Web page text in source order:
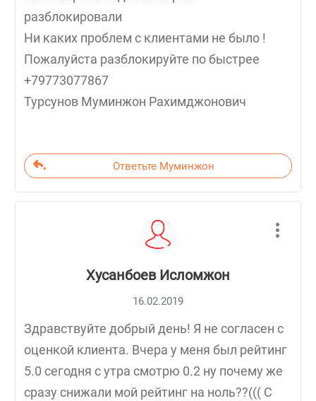
разблокировали
Ни каких проблем с клиентами не было !
Пожалуйста разблокируйте по быстрее
+79773077867
Турсунов Муминжон Рахимджонович
Ответьте Муминжон
Хусанбоев Исломжон
16.02.2019
Здравствуйте добрый день! Я не согласен с
оценкой клиента. Вчера у меня был рейтинг
5.0 сегодня с утра смотрю 0.2 ну почему же
сразу снижали мой рейтинг на ноль??((( С